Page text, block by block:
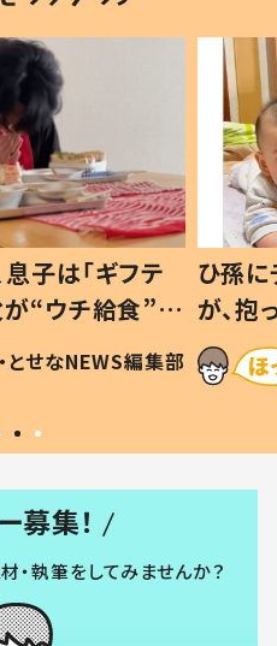
デレデレな80歳じいじ
っこすると…ひ孫の反
が出ました」「可愛くて仕
ほ・とせなNEWS編
募集！
・執筆をしてみませんか？